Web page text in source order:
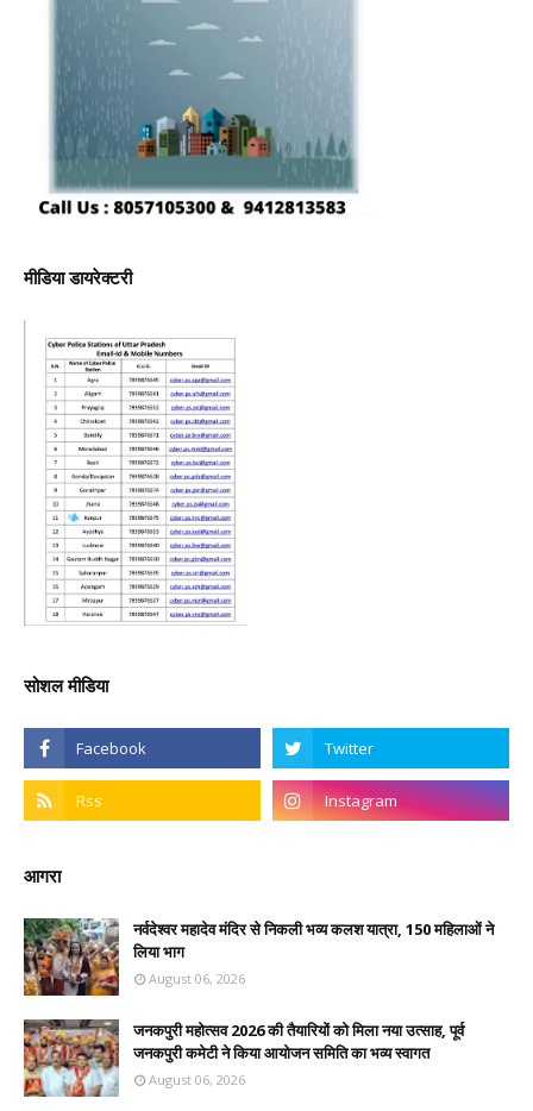
मीडिया डायरेक्टरी
सोशल मीडिया
आगरा
नर्वदेश्वर महादेव मंदिर से निकली भव्य कलश यात्रा, 150 महिलाओं ने
लिया भाग
August 06, 2026
जनकपुरी महोत्सव 2026 की तैयारियों को मिला नया उत्साह, पूर्व
जनकपुरी कमेटी ने किया आयोजन समिति का भव्य स्वागत
August 06, 2026